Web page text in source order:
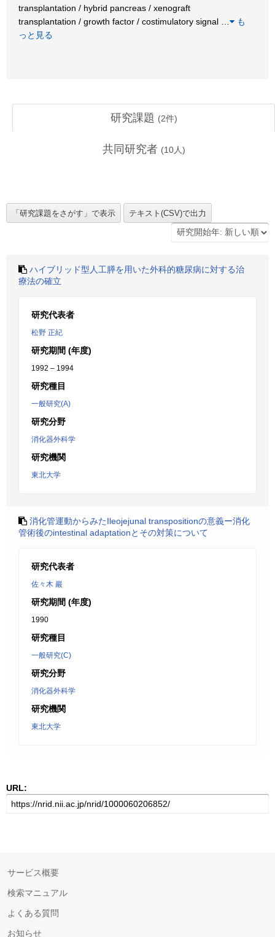
transplantation / hybrid pancreas / xenograft
transplantation / growth factor / costimulatory signal
も
っと見る
研究課題 (2件)
共同研究者 (10人)
ハイブリッド型人工膵を用いた外科的糖尿病に対する治
療法の確立
研究代表者
松野 正紀
研究期間 (年度)
1992 – 1994
研究種目
一般研究(A)
研究分野
消化器外科学
研究機関
東北大学
消化管運動からみたIleojejunal transpositionの意義ー消化
管術後のintestinal adaptationとその対策について
研究代表者
佐々木 巖
研究期間 (年度)
1990
研究種目
一般研究(C)
研究分野
消化器外科学
研究機関
東北大学
URL:
サービス概要
検索マニュアル
よくある質問
お知らせ